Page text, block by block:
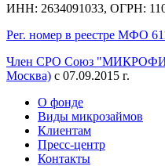
ИНН: 2634091033, ОГРН:
Рег. номер в реестре МФО
Член СРО Союз
Москва) с 07.09.2015 г.
О фонде
Виды микрозаймов
Клиентам
Пресс-центр
Контакты